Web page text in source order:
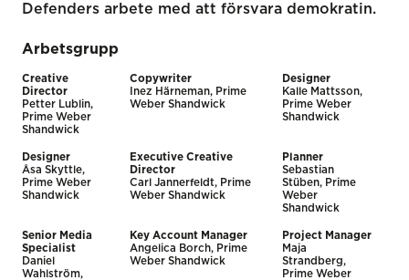
Defenders arbete med att försvara demokratin.
Arbetsgrupp
Creative
Director
Petter Lublin,
Prime Weber
Shandwick
Copywriter
Inez Härneman, Prime
Weber Shandwick
Designer
Kalle Mattsson,
Prime Weber
Shandwick
Designer
Åsa Skyttle,
Prime Weber
Shandwick
Executive Creative
Director
Carl Jannerfeldt, Prime
Weber Shandwick
Planner
Sebastian
Stüben, Prime
Weber
Shandwick
Senior Media
Specialist
Daniel
Wahlström,
Key Account Manager
Angelica Borch, Prime
Weber Shandwick
Project Manager
Maja
Strandberg,
Prime Weber